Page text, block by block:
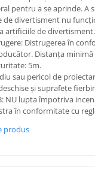
pentru a se aprinde. A
de divertisment nu
artificiile de
Distrugerea în
Distanța
5m.
sau pericol de
și suprafețe
NU lupta împotriva
în conformitate cu
produs